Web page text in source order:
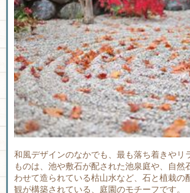
和風デザインのなかでも、最も落ち着きやリ
ものは、池や敷石が配された池泉庭や、自然
わせて造られている枯山水など、石と植栽の
観が構築されている、庭園のモチーフです。